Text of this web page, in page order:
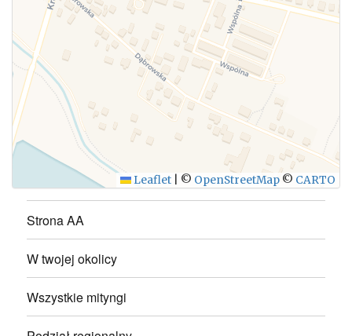
WYŚLIJ
Leaflet © OpenStreetMap © CARTO
Strona AA
W twojej okolicy
Wszystkie mityngi